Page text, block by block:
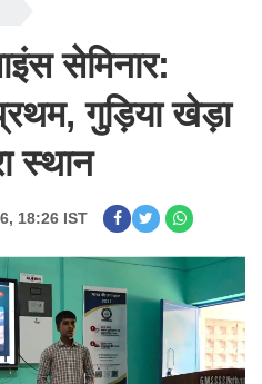
सेमिनार:
गुड़िया खेड़ा
स्थान
18:26 IST